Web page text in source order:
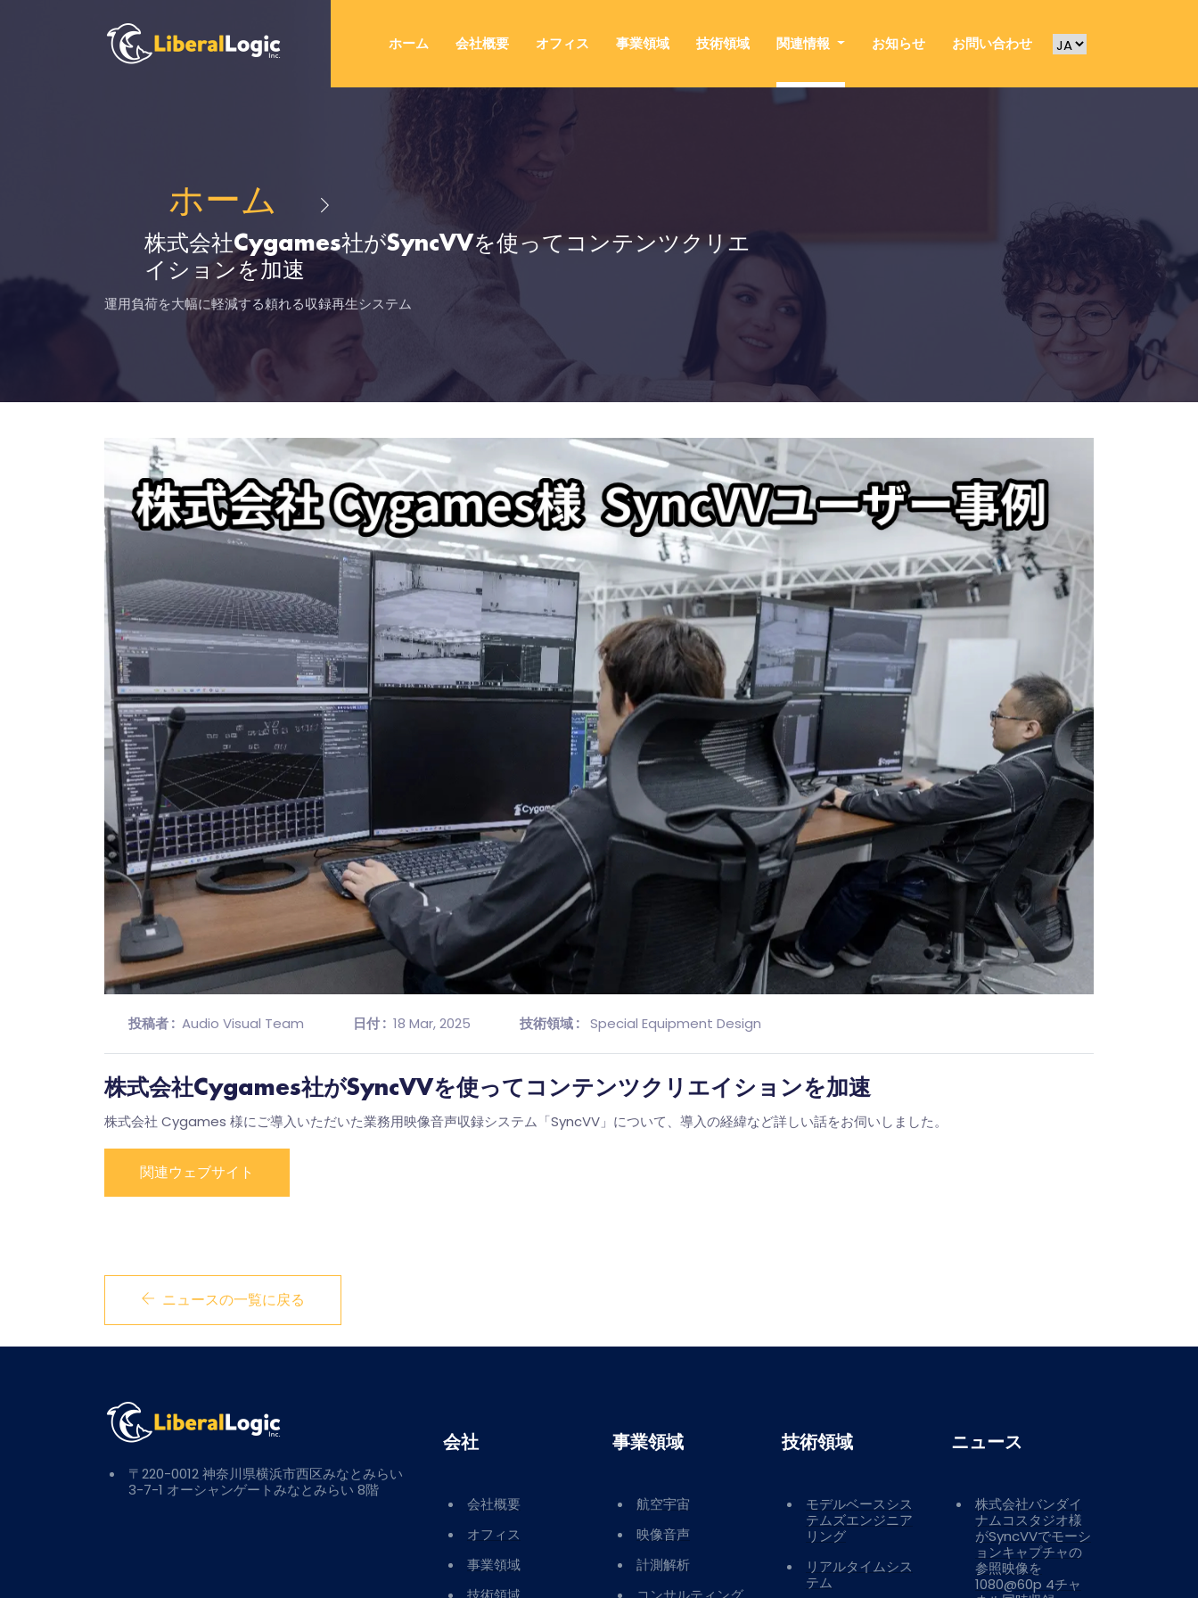
ホーム 会社概要 オフィス 事業領域 技術領域 関連情報 お知らせ お問い合わせ
ホーム
株式会社Cygames社がSyncVVを使ってコンテンツクリエ
イションを加速
運用負荷を大幅に軽減する頼れる収録再生システム
投稿者 : Audio Visual Team 日付 : 18 Mar, 2025 技術領域 : Special Equipment Design
株式会社Cygames社がSyncVVを使ってコンテンツクリエイションを加速
株式会社 Cygames 様にご導入いただいた業務用映像音声収録システム「SyncVV」について、導入の経緯など詳しい話をお伺いしました。
関連ウェブサイト
ニュースの一覧に戻る
〒220-0012 神奈川県横浜市西区みなとみらい
3-7-1 オーシャンゲートみなとみらい 8階
会社
会社概要
オフィス
事業領域
事業領域
航空宇宙
映像音声
計測解析
技術領域
モデルベースシス
テムズエンジニア
リング
リアルタイムシス
テム
ニュース
株式会社バンダイ
ナムコスタジオ様
がSyncVVでモーシ
ョンキャプチャの
参照映像を
1080@60p 4チャ